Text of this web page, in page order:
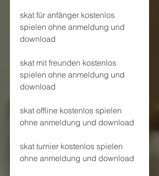
skat für anfänger kostenlos
spielen ohne anmeldung und
download
skat mit freunden kostenlos
spielen ohne anmeldung und
download
skat offline kostenlos spielen
ohne anmeldung und download
skat turnier kostenlos spielen
ohne anmeldung und download